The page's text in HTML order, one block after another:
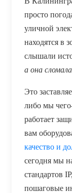
просто
уличной
находятся в
слышали
а она
Это
либо мы
работает
вам
качество и
сегодня мы
стандартов
пошаговые